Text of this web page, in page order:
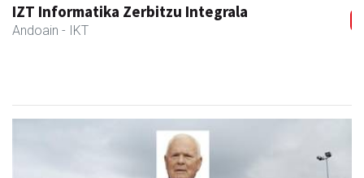
IZT Informatika Zerbitzu Integrala
Andoain - IKT